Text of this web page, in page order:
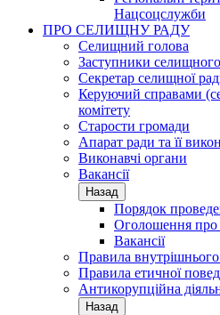
Нацсоцслужби
ПРО СЕЛИЩНУ РАДУ
Селищний голова
Заступники
Секретар селищної
Керуючий справами
комітету
Старости громади
Апарат ради та її
Виконавчі органи
Вакансії
Назад
Порядок
Оголошення про
Вакансії
Правила
Правила етичної
Антикорупційна
Назад